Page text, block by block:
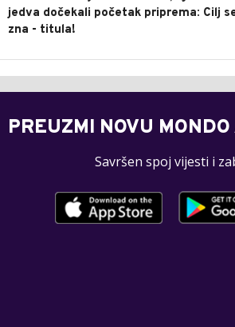
jedva dočekali početak priprema: Cilj
zna - titula!
PREUZMI NOVU
Savršen spoj vijesti i